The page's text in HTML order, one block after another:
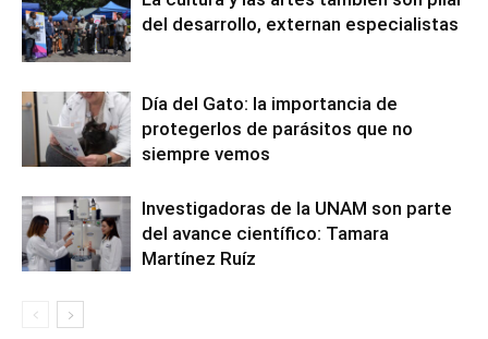
del desarrollo, externan especialistas
Día del Gato: la importancia de
protegerlos de parásitos que no
siempre vemos
Investigadoras de la UNAM son parte
del avance científico: Tamara
Martínez Ruíz